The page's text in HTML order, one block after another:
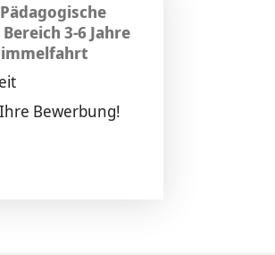
3-6 Jahre
Bewerbung!